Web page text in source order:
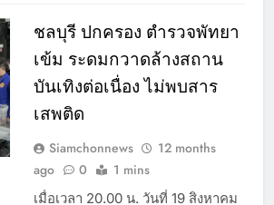
ชลบุรี ปกครอง ตำรวจพัทยา
เข้ม ระดมกวาดล้างสถาน
บันเทิงต่อเนื่อง ไม่พบสาร
เสพติด
Siamchonnews
12 months
ago
0 1 mins
เมื่อเวลา 20.00 น. วันที่ 19 สิงหาคม